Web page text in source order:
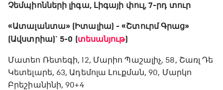
Չեմպիոնների լիգա, Լիգայի փուլ, 7-րդ տուր
«Ատալանտա» (Իտալիա) - «Շտուրմ Գրաց»
(Ավստրիա)` 5-0 (տեսանյութ)
Մատեո Ռետեգի, 12, Մարիո Պաշալիչ, 58, Շառլ Դե
Կետելարե, 63, Ադեմոլա Լուքման, 90, Մարկո
Բրեշիանինի, 90+4